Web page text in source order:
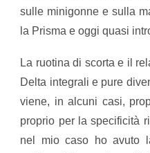
sulle minigonne e sulla
la Prisma e oggi quasi
La ruotina di scorta e il
Delta integrali e pure
viene, in alcuni casi,
proprio per la specificità
nel mio caso ho avuto